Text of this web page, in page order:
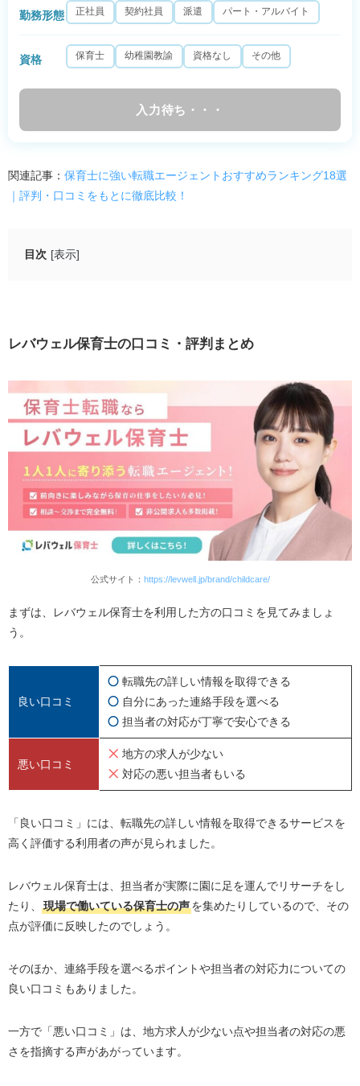
勤務形態 正社員 契約社員 派遣 パート・アルバイト
資格 保育士 幼稚園教諭 資格なし その他
入力待ち・・・
関連記事： 保育士に強い転職エージェントおすすめランキング18選
｜評判・口コミをもとに徹底比較！
目次 [表示]
評判・口コミからわかるレバウェル保育士のメリット3つ
自分にあった連絡手段を選べる
担当者が丁寧に対応してくれる
評判・口コミからわかるレバウェル保育士のデメリット3
つ
気になる求人がなくなりやすい
地方の求人が少ない
対応が悪い担当者もいる
レバウェル保育士の利用がおすすめの人
転職後のミスマッチをなくしたい方
レバウェル保育士の利用手順Step５
Step①登録
Step②ヒアリング
Step③求人の紹介
レバウェル保育士を上手く利用するコツ
レバウェル保育士との併用がおすすめの転職エージェン
ト3選
保育士人材バンク
保育求人ガイド
レバウェル保育士の電話番号を教えてください
レバウェル保育士の退会方法を教えてください
レバウェル保育士の口コミ・評判まとめ
公式サイト： https://levwell.jp/brand/childcare/
まずは、レバウェル保育士を利用した方の口コミを見てみましょ
う。
良い口コミ
転職先の詳しい情報を取得できる
自分にあった連絡手段を選べる
担当者の対応が丁寧で安心できる
悪い口コミ
地方の求人が少ない
対応の悪い担当者もいる
「良い口コミ」には、転職先の詳しい情報を取得できるサービスを
高く評価する利用者の声が見られました。
レバウェル保育士は、担当者が実際に園に足を運んでリサーチをし
たり、
現場で働いている保育士の声を集めたりしているので、その
点が評価に反映したのでしょう。
そのほか、連絡手段を選べるポイントや担当者の対応力についての
良い口コミもありました。
一方で「悪い口コミ」は、地方求人が少ない点や担当者の対応の悪
さを指摘する声があがっています。